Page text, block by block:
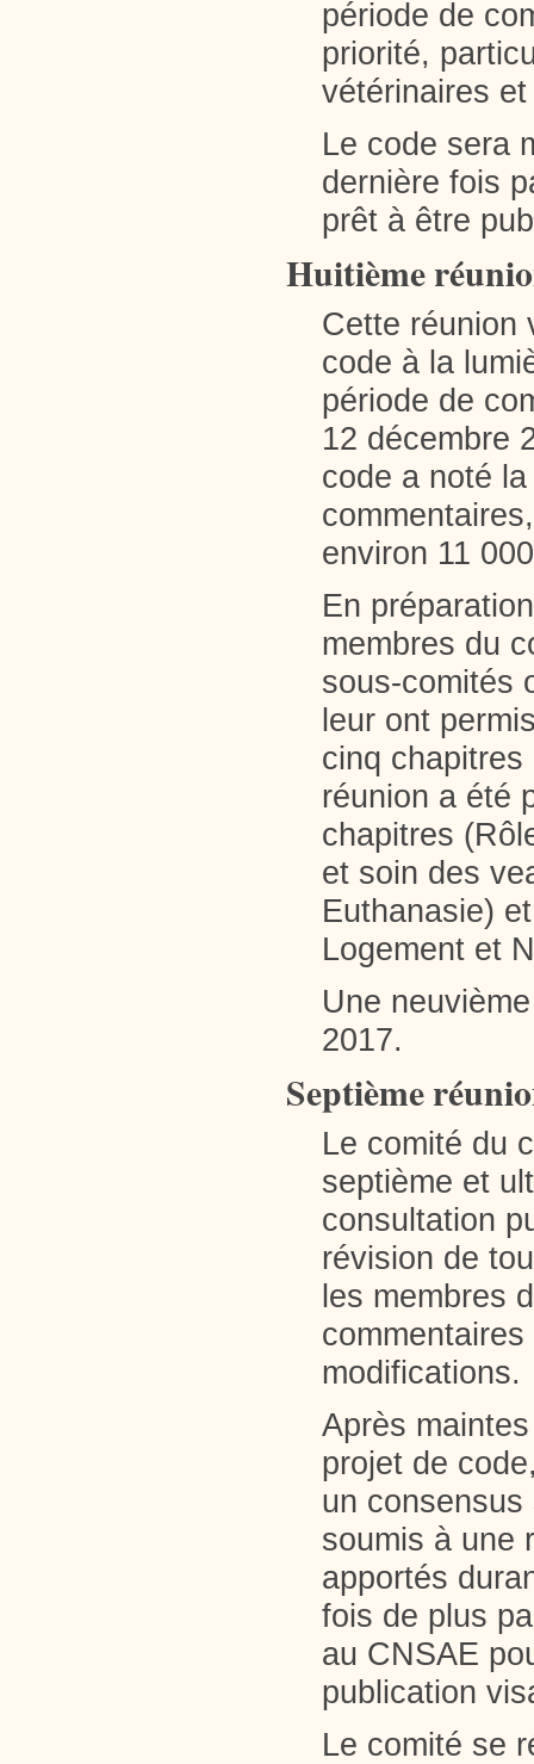
période de
priorité,
vétérinaires
Le code sera
dernière fois
prêt à être
Huitième
Cette réunion
code à la
période de
12 décembre
code a noté
environ 11
En
membres du
sous-comités
leur ont
cinq
réunion a été
chapitres
et soin des
Euthanasie)
Logement et
Une
2017.
Septième
Le comité du
septième et
consultation
révision de
les membres
Après
projet de
un
soumis à une
apportés
fois de plus
au CNSAE
publication
Le comité se